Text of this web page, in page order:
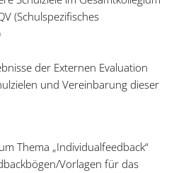
(Schulspezifisches
der Externen Evaluation
und Vereinbarung dieser
Thema „Individualfeedback“
Vorlagen für das